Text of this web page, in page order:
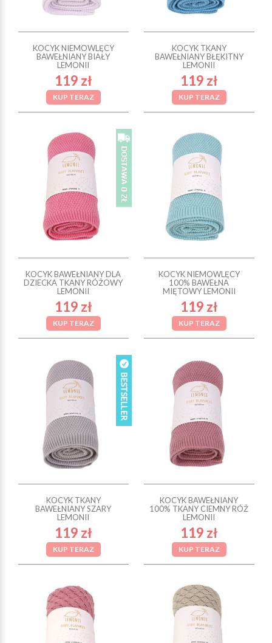
KOCYK NIEMOWLĘCY
BAWEŁNIANY BIAŁY
LEMONII
119 zł
KUP TERAZ
KOCYK TKANY
BAWEŁNIANY BŁĘKITNY
LEMONII
119 zł
KUP TERAZ
KOCYK BAWEŁNIANY DLA
DZIECKA TKANY RÓŻOWY
LEMONII
119 zł
KUP TERAZ
KOCYK NIEMOWLĘCY
100% BAWEŁNA
MIĘTOWY LEMONII
119 zł
KUP TERAZ
KOCYK TKANY
BAWEŁNIANY SZARY
LEMONII
119 zł
KUP TERAZ
KOCYK BAWEŁNIANY
100% TKANY CIEMNY RÓŻ
LEMONII
119 zł
KUP TERAZ